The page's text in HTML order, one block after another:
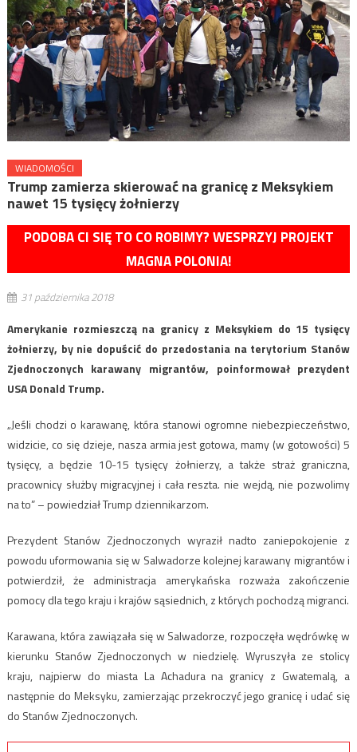
WIADOMOŚCI
Trump zamierza skierować na granicę z Meksykiem
nawet 15 tysięcy żołnierzy
PODOBA CI SIĘ TO CO ROBIMY? WESPRZYJ PROJEKT
MAGNA POLONIA!
31 października 2018
Amerykanie rozmieszczą na granicy z Meksykiem do 15 tysięcy
żołnierzy, by nie dopuścić do przedostania na terytorium Stanów
Zjednoczonych karawany migrantów, poinformował prezydent
USA Donald Trump.
„Jeśli chodzi o karawanę, która stanowi ogromne niebezpieczeństwo,
widzicie, co się dzieje, nasza armia jest gotowa, mamy (w gotowości) 5
tysięcy, a będzie 10-15 tysięcy żołnierzy, a także straż graniczna,
pracownicy służby migracyjnej i cała reszta. nie wejdą, nie pozwolimy
na to” – powiedział Trump dziennikarzom.
Prezydent Stanów Zjednoczonych wyraził nadto zaniepokojenie z
powodu uformowania się w Salwadorze kolejnej karawany migrantów i
potwierdził, że administracja amerykańska rozważa zakończenie
pomocy dla tego kraju i krajów sąsiednich, z których pochodzą migranci.
Karawana, która zawiązała się w Salwadorze, rozpoczęła wędrówkę w
kierunku Stanów Zjednoczonych w niedzielę. Wyruszyła ze stolicy
kraju, najpierw do miasta La Achadura na granicy z Gwatemalą, a
następnie do Meksyku, zamierzając przekroczyć jego granicę i udać się
do Stanów Zjednoczonych.